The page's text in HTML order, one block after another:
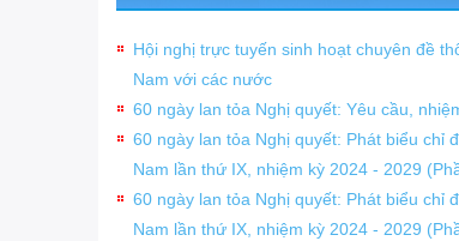
Hội nghị trực tuyến sinh hoạt chuyên đề
Nam với các nước
60 ngày lan tỏa Nghị quyết: Yêu cầu,
60 ngày lan tỏa Nghị quyết: Phát biểu chỉ
Nam lần thứ IX, nhiệm kỳ 2024 - 2029
60 ngày lan tỏa Nghị quyết: Phát biểu chỉ
Nam lần thứ IX, nhiệm kỳ 2024 - 2029